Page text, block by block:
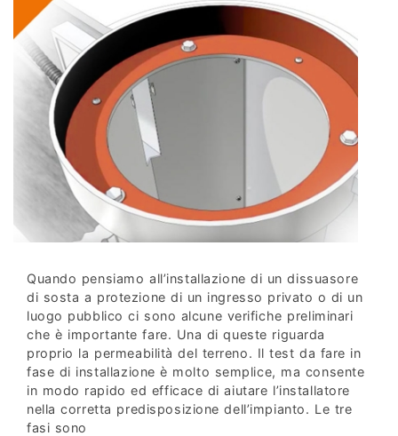
Quando pensiamo all’installazione di un dissuasore
di sosta a protezione di un ingresso privato o di un
luogo pubblico ci sono alcune verifiche preliminari
che è importante fare. Una di queste riguarda
proprio la permeabilità del terreno. Il test da fare in
fase di installazione è molto semplice, ma consente
in modo rapido ed efficace di aiutare l’installatore
nella corretta predisposizione dell’impianto. Le tre
fasi sono